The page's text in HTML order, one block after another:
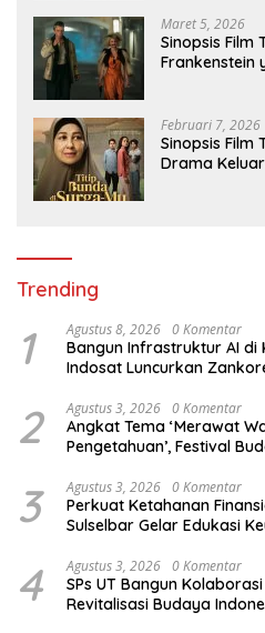
Maret 5, 2026
Sinopsis Film
Frankenstein
Februari 7, 2026
Sinopsis Film
Drama
Trending
1 Agustus 8, 2026 0 Komentar
Bangun Infrastruktur AI di
Indosat Luncurkan
2 Agustus 3, 2026 0 Komentar
Angkat Tema ‘Merawat
Pengetahuan’, Festival
3 Agustus 3, 2026 0 Komentar
Perkuat Ketahanan
Sulselbar Gelar Edukasi
4 Agustus 3, 2026 0 Komentar
SPs UT Bangun
Revitalisasi Budaya